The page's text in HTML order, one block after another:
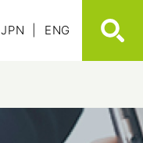
JPN ENG